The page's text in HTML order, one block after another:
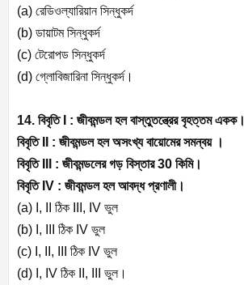
(a) রেডিওল্যারিয়ান সিন্ধুকর্দ
(b) ডায়াটম সিন্ধুকর্দ
(c) টেরোপড সিন্ধুকর্দ
(d) গ্লোবিজারিনা সিন্ধুকর্দ।
14. বিবৃতি I : জীবমন্ডল হল বাস্তুতন্ত্রের বৃহত্তম একক।
বিবৃতি
II : জীবমন্ডল হল অসংখ্য বায়োমের সমন্বয় ।
বিবৃতি
III : জীবমন্ডলের গড় বিস্তার30 কিমি।
বিবৃতি IV : জীবমন্ডল হল আবদ্ধ প্রণালী।
(a) I, II ঠিক III, IV ভুল
(b) I, III ঠিক IV ভুল
(c) I, II, III ঠিক IV ভুল
(d) I, IV ঠিক II, III ভুল।